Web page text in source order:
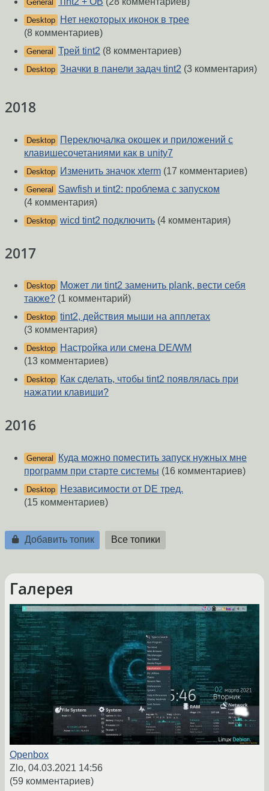
General
Desktop
Нет некоторых иконок в трее
(8 комментариев)
General Трей tint2 (8 комментариев)
Desktop Значки в панели задач tint2 (3 комментария)
2018
Desktop
Переключалка окошек и приложений с
клавишесочетаниями как в unity7
Desktop Изменить значок xterm (17 комментариев)
General
Sawfish и tint2: проблема с запуском
(4 комментария)
Desktop wicd tint2 подключить (4 комментария)
2017
Desktop
Может ли tint2 заменить plank, вести себя
также? (1 комментарий)
Desktop tint2, действия мыши на апплетах
(3 комментария)
Desktop
Настройка или смена DE/WM
(13 комментариев)
Desktop
Как сделать, чтобы tint2 появлялась при
нажатии клавиши?
2016
General
Куда можно поместить запуск нужных мне
программ при старте системы (16 комментариев)
Desktop
Независимости от DE тред.
(15 комментариев)
Добавить топик Все топики
Галерея
Openbox
Zlo, 04.03.2021 14:56
(59 комментариев)